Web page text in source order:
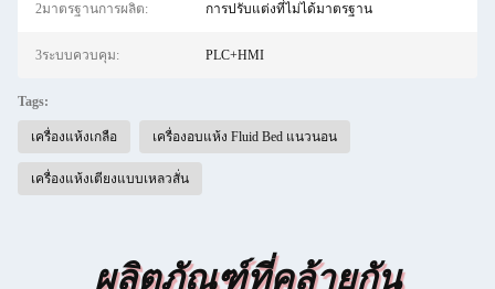
2มาตรฐานการผลิต: การปรับแต่งที่ไม่ได้มาตรฐาน
3ระบบควบคุม: PLC+HMI
Tags:
เครื่องแห้งเกลือ เครื่องอบแห้ง Fluid Bed แนวนอน
เครื่องแห้งเตียงแบบเหลวสั่น
ผลิตภัณฑ์ที่คล้ายกัน